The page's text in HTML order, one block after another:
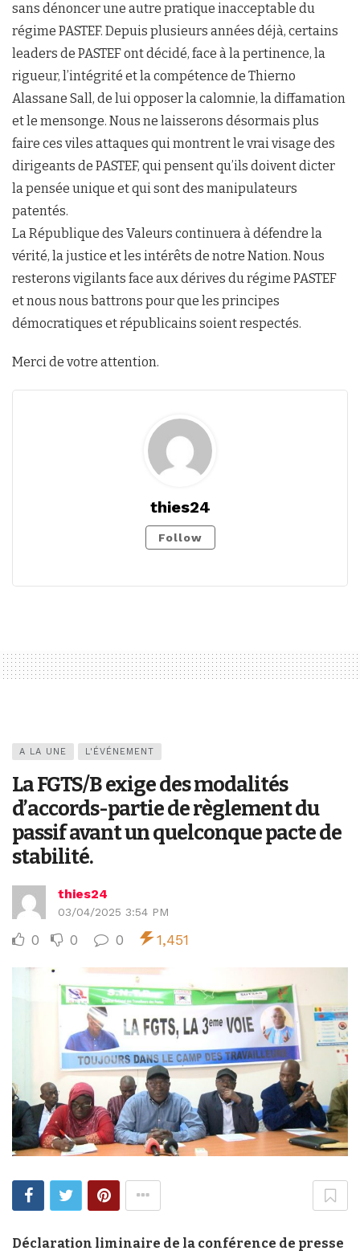
sans dénoncer une autre pratique inacceptable du
régime PASTEF. Depuis plusieurs années déjà, certains
leaders de PASTEF ont décidé, face à la pertinence, la
rigueur, l’intégrité et la compétence de Thierno
Alassane Sall, de lui opposer la calomnie, la diffamation
et le mensonge. Nous ne laisserons désormais plus
faire ces viles attaques qui montrent le vrai visage des
dirigeants de PASTEF, qui pensent qu’ils doivent dicter
la pensée unique et qui sont des manipulateurs
patentés.
La République des Valeurs continuera à défendre la
vérité, la justice et les intérêts de notre Nation. Nous
resterons vigilants face aux dérives du régime PASTEF
et nous nous battrons pour que les principes
démocratiques et républicains soient respectés.
Merci de votre attention.
thies24
Follow
A LA UNE L'ÉVÉNEMENT
La FGTS/B exige des modalités
d’accords-partie de règlement du
passif avant un quelconque pacte de
stabilité.
thies24
03/04/2025 3:54 PM
0 0 0 1,451
Déclaration liminaire de la conférence de presse